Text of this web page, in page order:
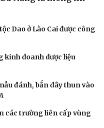
Dao ở Lào Cai được công
kinh doanh dược liệu
đánh, bắn dây thun vào
các trường liên cấp vùng